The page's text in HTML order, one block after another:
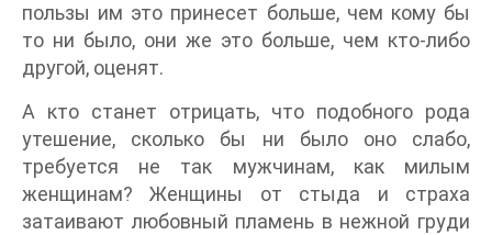
пользы им это принесет больше, чем кому бы
то ни было, они же это больше, чем кто-либо
другой, оценят.
А кто станет отрицать, что подобного рода
утешение, сколько бы ни было оно слабо,
требуется не так мужчинам, как милым
женщинам? Женщины от стыда и страха
затаивают любовный пламень в нежной груди